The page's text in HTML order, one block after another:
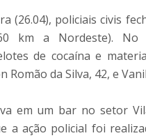
(26.04), policiais civis
km a Nordeste). No
de cocaína e
da Silva, 42, e
em um bar no setor
a ação policial foi